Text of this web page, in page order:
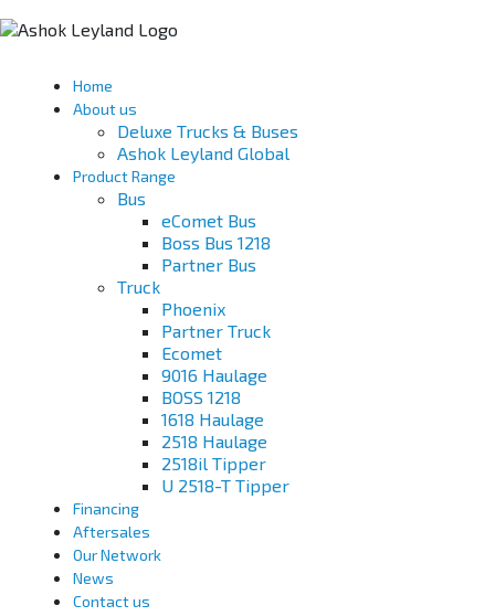
Home
About us
Deluxe Trucks & Buses
Ashok Leyland Global
Product Range
Bus
eComet Bus
Boss Bus 1218
Partner Bus
Truck
Phoenix
Partner Truck
Ecomet
9016 Haulage
BOSS 1218
1618 Haulage
2518 Haulage
2518il Tipper
U 2518-T Tipper
Financing
Aftersales
Our Network
News
Contact us